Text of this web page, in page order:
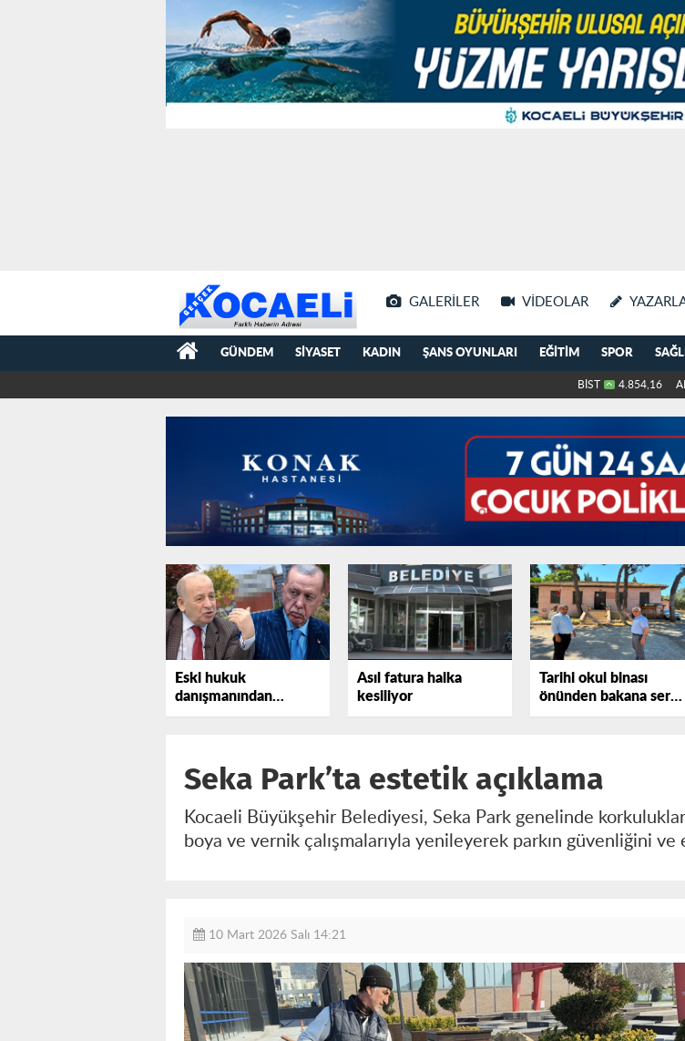
GALERILER VIDEOLAR
GÜNDEM SIYASET KADIN ŞANS OYUNLARI EĞITIM SPOR
BİST 4.854,16
Eski hukuk
danışmanından
Erdoğan'a bir uyarı
Asıl fatura halka
kesiliyor
Tarihi okul binası
önünden bakana sert
tepki gösterdi!
Seka Park’ta estetik açıklama
Kocaeli Büyükşehir Belediyesi, Seka Park genelinde
boya ve vernik çalışmalarıyla yenileyerek parkın güvenliğini
10 Mart 2026 Salı 14:21